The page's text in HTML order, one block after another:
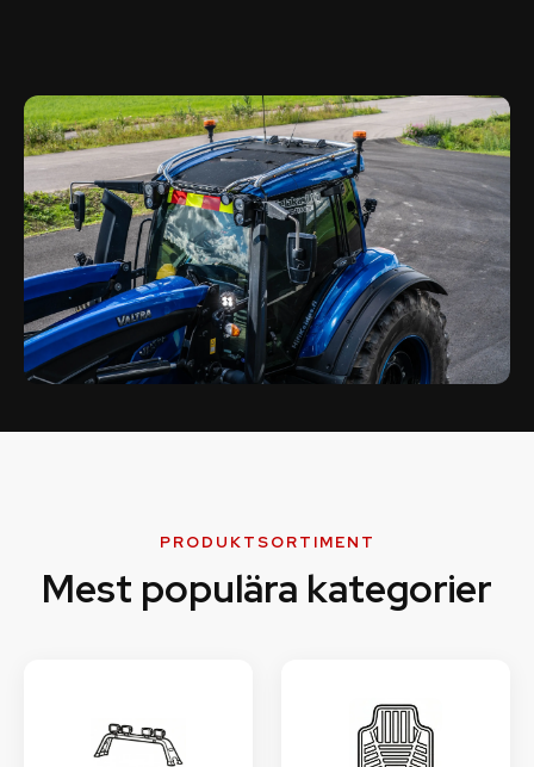
PRODUKTSORTIMENT
Mest populära kategorier